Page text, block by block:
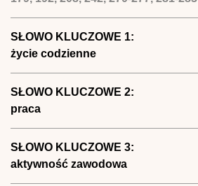
SŁOWO KLUCZOWE 1:
życie codzienne
SŁOWO KLUCZOWE 2:
praca
SŁOWO KLUCZOWE 3:
aktywność zawodowa